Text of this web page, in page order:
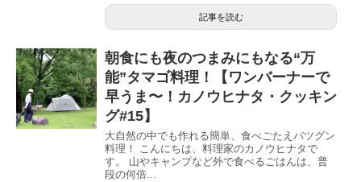
記事を読む
朝食にも夜のつまみにもなる“万
能”タマゴ料理！【ワンバーナーで
早うま〜！カノウヒナタ・クッキン
グ#15】
大自然の中でも作れる簡単、食べごたえバツグン
料理！ こんにちは、料理家のカノウヒナタで
す。 山やキャンプなど外で食べるごはんは、普
段の何倍...